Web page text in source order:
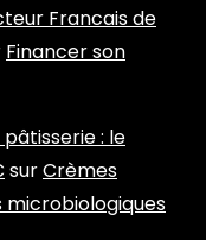
Francais de
Financer son
: le
surCrèmes
microbiologiques